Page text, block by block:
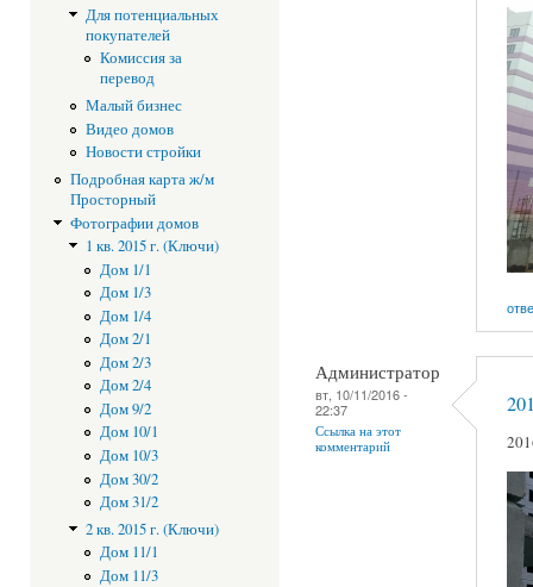
Для потенциальных
покупателей
Комиссия за
перевод
Малый бизнес
Видео домов
Новости стройки
Подробная карта ж/м
Просторный
Фотографии домов
1 кв. 2015 г. (Ключи)
Дом 1/1
Дом 1/3
Дом 1/4
Дом 2/1
Дом 2/3
Дом 2/4
Дом 9/2
Дом 10/1
Дом 10/3
Дом 30/2
Дом 31/2
2 кв. 2015 г. (Ключи)
Дом 11/1
Дом 11/3
Администратор
вт, 10/11/2016 -
22:37
Ссылка на этот
комментарий